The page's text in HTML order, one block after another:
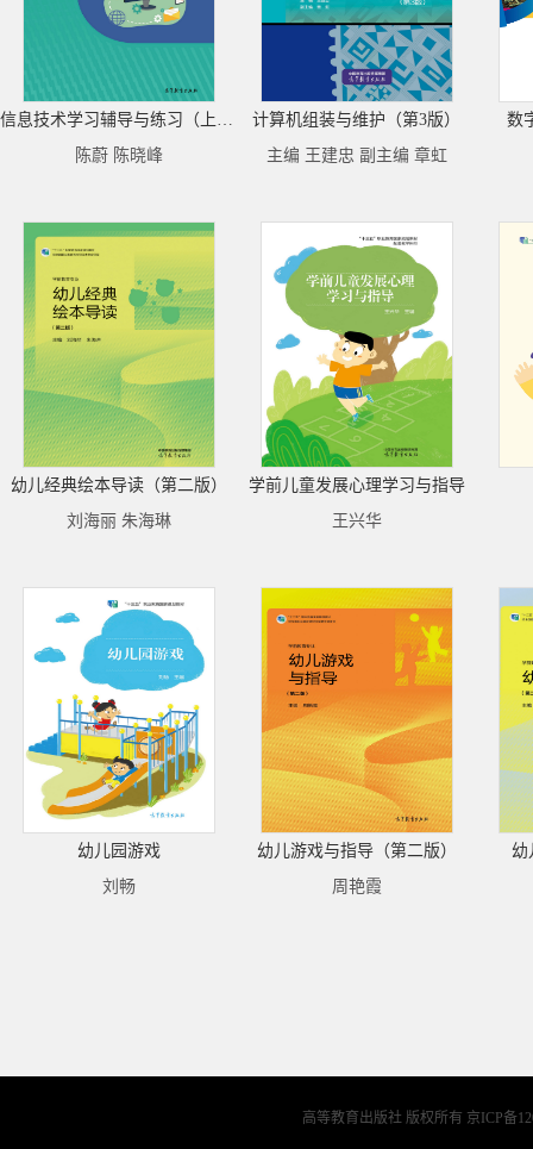
信息技术学习辅导与练习（上册）
陈蔚 陈晓峰
计算机组装与维护（第3版）
主编 王建忠 副主编 章虹
数
幼儿经典绘本导读（第二版）
刘海丽 朱海琳
学前儿童发展心理学习与指导
王兴华
幼儿园游戏
刘畅
幼儿游戏与指导（第二版）
周艳霞
幼
高等教育出版社 版权所有 京ICP备